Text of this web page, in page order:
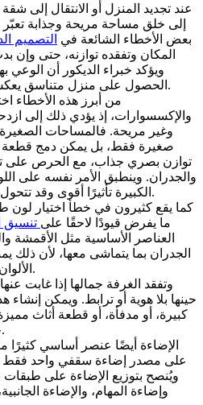
عند تجديد المنزل أو الانتقال إلى
إلى خلق مساحة مريحة وجذابة
بعض الأخطاء الشائعة في التصميم
المكان وتفقده توازنه، حتى وإن
ويؤكد خبراء الديكور أن الوعي
الحصول على منزل متناسق يعكس الراحة والذوق في آن واحد.
من أبرز هذه الأخطاء
والإكسسوارات، إذ يؤدي ذلك إلى
وغير مريحة. فالمساحات الصغيرة
صغيرة فقط، بل يمكن دمج قطعة
توازن بصري جذاب، مع الحرص على
والجدران. وينطبق الأمر نفسه على
الكبيرة تأثيرًا أقوى وقد تتحول إلى نقطة محورية في الغرفة.
كما يقع كثيرون في خطأ اختيار لون
ما يفرض قيودًا لاحقًا على تنسيق
العناصر الأساسية مثل الأقمشة
الجدران بما يتماشى معها، لأن ذلك
الألوان مع الإضاءة وملمس الخامات.
وتفقد الغرفة جمالها إذا غابت
حينها بلا هوية أو ترابط. ويمكن
كبيرة، أو مدفأة، أو قطعة أثاث
حياة على المكان وتشد الانتباه.
الإضاءة أيضًا عنصر أساسي كثيرًا
على مصدر إضاءة سقفي واحد فقط
ويُنصح بتوزيع الإضاءة على طبقات
وإضاءة المهام، والإضاءة